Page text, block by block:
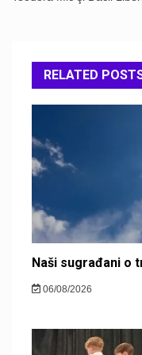
RELATED
Naši sugrađani o
06/08/2026